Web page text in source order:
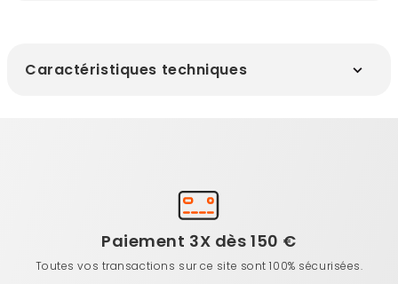
Caractéristiques techniques
Paiement 3X dès 150 €
Toutes vos transactions sur ce site sont 100% sécurisées.